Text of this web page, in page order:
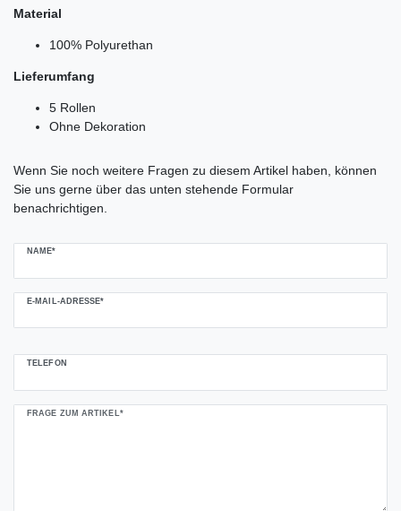
Material
100% Polyurethan
Lieferumfang
5 Rollen
Ohne Dekoration
Wenn Sie noch weitere Fragen zu diesem Artikel haben, können
Sie uns gerne über das unten stehende Formular
benachrichtigen.
NAME*
E-MAIL-ADRESSE*
TELEFON
FRAGE ZUM ARTIKEL*